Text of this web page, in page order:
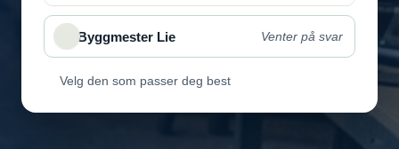
Velg den som passer deg best